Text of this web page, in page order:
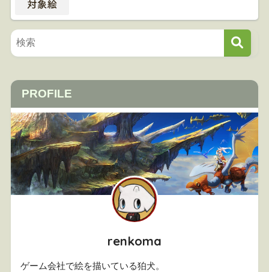
PROFILE
renkoma
ゲーム会社で絵を描いている狛犬。